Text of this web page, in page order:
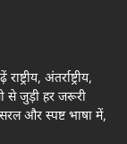
अंतर्राष्ट्रीय,
से जुड़ी हर जरूरी
और स्पष्ट भाषा में,